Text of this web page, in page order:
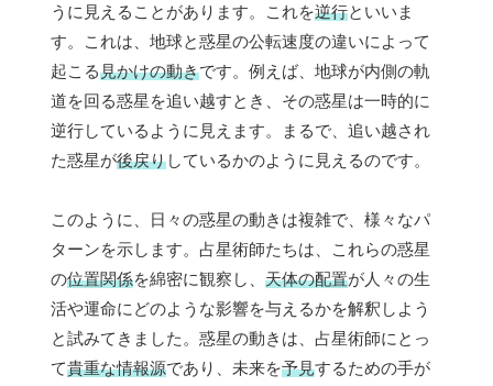
うに見えることがあります。これを逆行といいま
す。これは、地球と惑星の公転速度の違いによって
起こる見かけの動きです。例えば、地球が内側の軌
道を回る惑星を追い越すとき、その惑星は一時的に
逆行しているように見えます。まるで、追い越され
た惑星が後戻りしているかのように見えるのです。
このように、日々の惑星の動きは複雑で、様々なパ
ターンを示します。占星術師たちは、これらの惑星
の位置関係を綿密に観察し、 天体の配置が人々の生
活や運命にどのような影響を与えるかを解釈しよう
と試みてきました。惑星の動きは、占星術師にとっ
て貴重な情報源であり、未来を予見するための手が